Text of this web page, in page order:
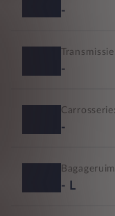
-
-
Carrosserie:
-
- L